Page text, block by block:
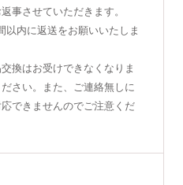
事させていただきます。
以内に返送をお願いいたしま
換はお受けできなくなりま
さい。また、ご連絡無しに
できませんのでご注意くだ